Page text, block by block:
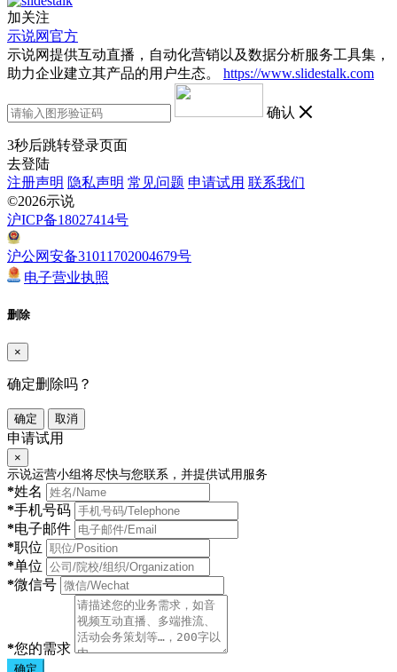
加关注
示说网官方
示说网提供互动直播，自动化营销以及数据分析服务工具集，
助力企业建立其产品的用户生态。
https://www.slidestalk.com
确认
3秒后跳转登录页面
去登陆
注册声明 隐私声明 常见问题 申请试用 联系我们
©2026示说
沪ICP备18027414号
沪公网安备31011702004679号
电子营业执照
删除
×
确定删除吗？
确定 取消
申请试用
×
示说运营小组将尽快与您联系，并提供试用服务
*姓名
*手机号码
*电子邮件
*职位
*单位
*微信号
*您的需求
确定